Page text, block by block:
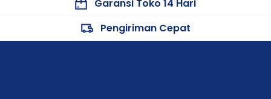
Nomor Registrasi / Izin Edar Alkes
KEMENKES RI : AKL 20901611134
Garansi Toko 14 Hari
Pengiriman Cepat